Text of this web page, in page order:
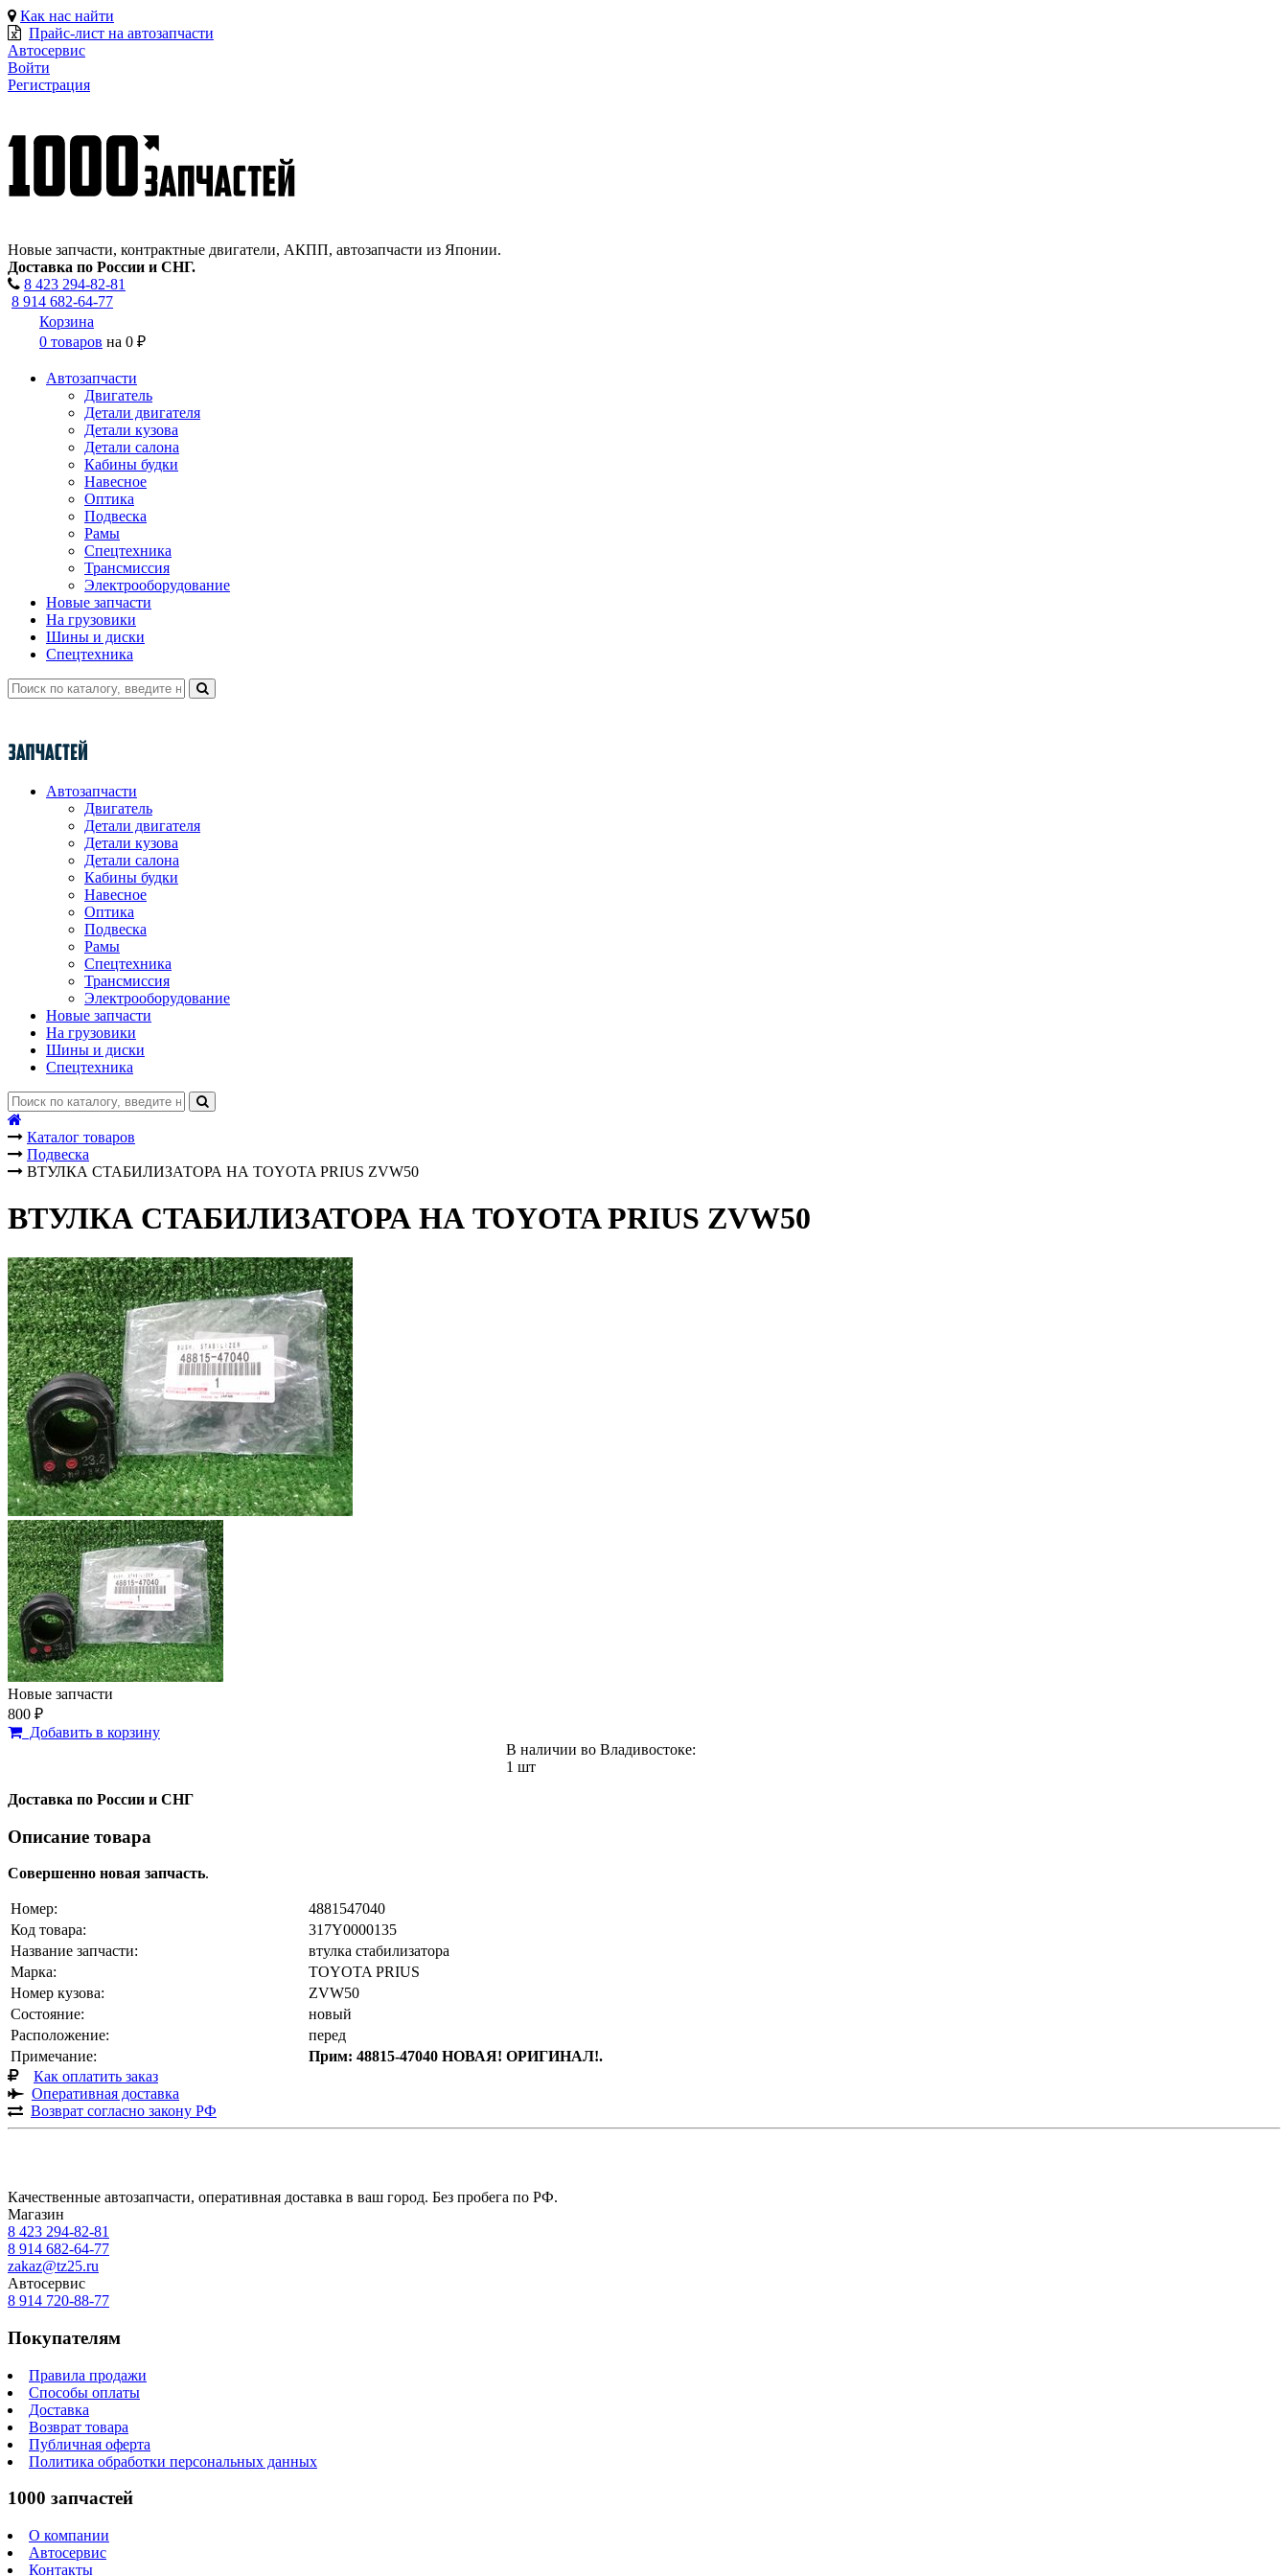
Как нас найти
Прайс-лист на автозапчасти
Автосервис
Войти
Регистрация
Новые запчасти, контрактные двигатели, АКПП, автозапчасти из Японии.
Доставка по России и СНГ.
8 423 294-82-81
8 914 682-64-77
Корзина
0 товаров на 0 ₽
Автозапчасти
Двигатель
Детали двигателя
Детали кузова
Детали салона
Кабины будки
Навесное
Оптика
Подвеска
Рамы
Спецтехника
Трансмиссия
Электрооборудование
Новые запчасти
На грузовики
Шины и диски
Спецтехника
Автозапчасти
Двигатель
Детали двигателя
Детали кузова
Детали салона
Кабины будки
Навесное
Оптика
Подвеска
Рамы
Спецтехника
Трансмиссия
Электрооборудование
Новые запчасти
На грузовики
Шины и диски
Спецтехника
Каталог товаров
Подвеска
ВТУЛКА СТАБИЛИЗАТОРА НА TOYOTA PRIUS ZVW50
ВТУЛКА СТАБИЛИЗАТОРА НА TOYOTA PRIUS ZVW50
Новые запчасти
800 ₽
Добавить в корзину
В наличии во Владивостоке:
1 шт
Доставка по России и СНГ
Описание товара
Совершенно новая запчасть.
Номер:
4881547040
Код товара:
317Y0000135
Название запчасти:
втулка стабилизатора
Марка:
TOYOTA PRIUS
Номер кузова:
ZVW50
Состояние:
новый
Расположение:
перед
Примечание:
Прим: 48815-47040 НОВАЯ! ОРИГИНАЛ!.
Как оплатить заказ
Оперативная доставка
Возврат согласно закону РФ
Качественные автозапчасти, оперативная доставка в ваш город. Без пробега по РФ.
Магазин
8 423 294-82-81
8 914 682-64-77
zakaz@tz25.ru
Автосервис
8 914 720-88-77
Покупателям
Правила продажи
Способы оплаты
Доставка
Возврат товара
Публичная оферта
Политика обработки персональных данных
1000 запчастей
О компании
Автосервис
Контакты